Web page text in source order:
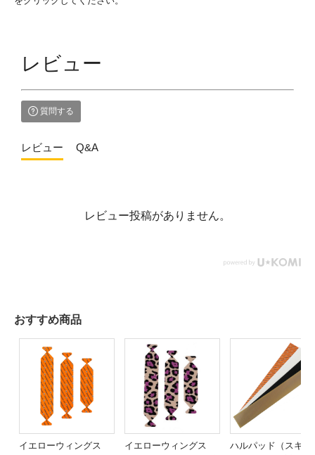
レビュー
質問する
レビュー Q&A
レビュー投稿がありません。
おすすめ商品
イエローウィングス
イエローウィングス
ハルパッド（スキー